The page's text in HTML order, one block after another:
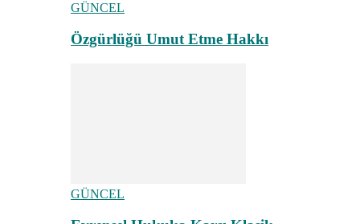
GÜNCEL
Özgürlüğü Umut Etme Hakkı
GÜNCEL